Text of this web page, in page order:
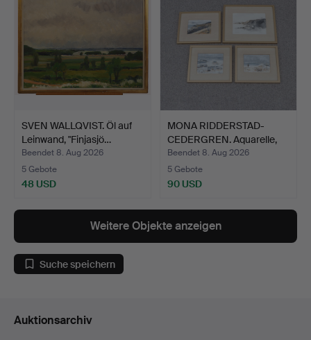
SVEN WALLQVIST. Öl auf
Leinwand, "Finjasjö…
Beendet 8. Aug 2026
5 Gebote
48 USD
MONA RIDDERSTAD-
CEDERGREN. Aquarelle,
vier…
Beendet 8. Aug 2026
5 Gebote
90 USD
Weitere Objekte anzeigen
Suche speichern
Auktionsarchiv